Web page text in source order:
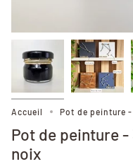
Accueil Pot de peinture
Pot de peinture -
noix